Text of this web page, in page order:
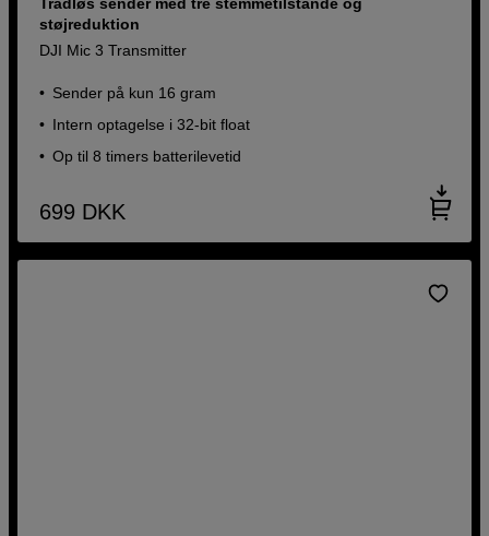
støjreduktion
DJI Mic 3 Transmitter
Sender på kun 16 gram
Intern optagelse i 32-bit float
Op til 8 timers batterilevetid
699 DKK